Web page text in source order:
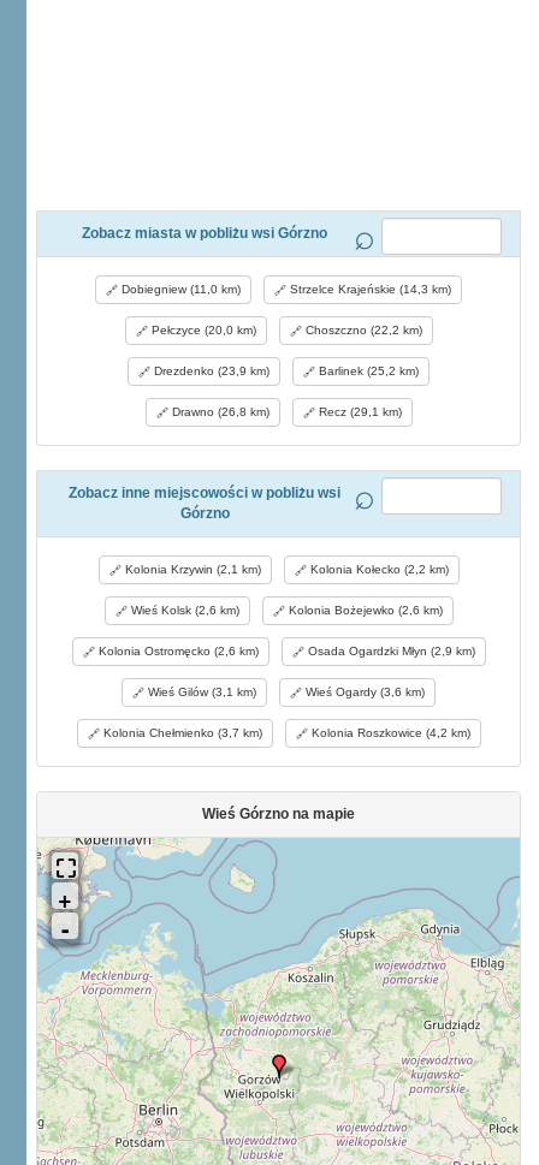
Zobacz miasta w pobliżu wsi Górzno
Dobiegniew (11,0 km) Strzelce Krajeńskie (14,3 km)
Pełczyce (20,0 km) Choszczno (22,2 km)
Drezdenko (23,9 km) Barlinek (25,2 km)
Drawno (26,8 km) Recz (29,1 km)
Zobacz inne miejscowości w pobliżu wsi
Górzno
Kolonia Krzywin (2,1 km) Kolonia Kołecko (2,2 km)
Wieś Kolsk (2,6 km) Kolonia Bożejewko (2,6 km)
Kolonia Ostromęcko (2,6 km) Osada Ogardzki Młyn (2,9 km)
Wieś Gilów (3,1 km) Wieś Ogardy (3,6 km)
Kolonia Chełmienko (3,7 km) Kolonia Roszkowice (4,2 km)
Wieś Górzno na mapie